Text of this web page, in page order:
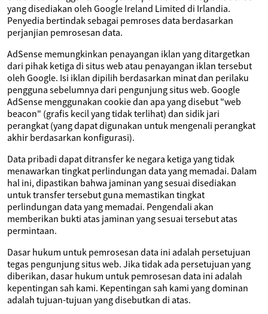
yang disediakan oleh Google Ireland Limited di Irlandia.
Penyedia bertindak sebagai pemroses data berdasarkan
perjanjian pemrosesan data.
AdSense memungkinkan penayangan iklan yang ditargetkan
dari pihak ketiga di situs web atau penayangan iklan tersebut
oleh Google. Isi iklan dipilih berdasarkan minat dan perilaku
pengguna sebelumnya dari pengunjung situs web. Google
AdSense menggunakan cookie dan apa yang disebut "web
beacon" (grafis kecil yang tidak terlihat) dan sidik jari
perangkat (yang dapat digunakan untuk mengenali perangkat
akhir berdasarkan konfigurasi).
Data pribadi dapat ditransfer ke negara ketiga yang tidak
menawarkan tingkat perlindungan data yang memadai. Dalam
hal ini, dipastikan bahwa jaminan yang sesuai disediakan
untuk transfer tersebut guna memastikan tingkat
perlindungan data yang memadai. Pengendali akan
memberikan bukti atas jaminan yang sesuai tersebut atas
permintaan.
Dasar hukum untuk pemrosesan data ini adalah persetujuan
tegas pengunjung situs web. Jika tidak ada persetujuan yang
diberikan, dasar hukum untuk pemrosesan data ini adalah
kepentingan sah kami. Kepentingan sah kami yang dominan
adalah tujuan-tujuan yang disebutkan di atas.